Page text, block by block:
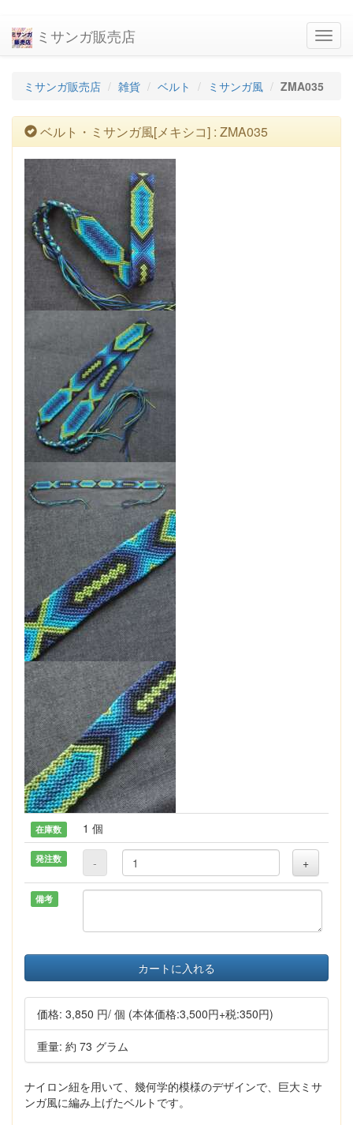
ミサンガ販売店
ミサンガ販売店 雑貨 ベルト ミサンガ風 ZMA035
ベルト・ミサンガ風[メキシコ] : ZMA035
在庫数 1 個
発注数 - +
備考
カートに入れる
価格: 3,850 円/ 個 (本体価格:3,500円+税:350円)
重量: 約 73 グラム
ナイロン紐を用いて、幾何学的模様のデザインで、巨大ミサ
ンガ風に編み上げたベルトです。